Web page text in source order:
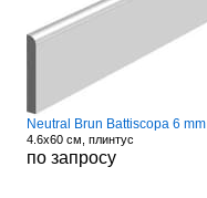
Neutral Brun Battiscopa 6 mm
4.6x60 см, плинтус
по запросу